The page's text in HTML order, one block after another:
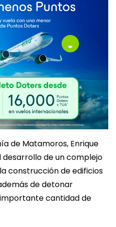
de Matamoros, Enrique
desarrollo de un complejo
construcción de edificios
de detonar
cantidad de